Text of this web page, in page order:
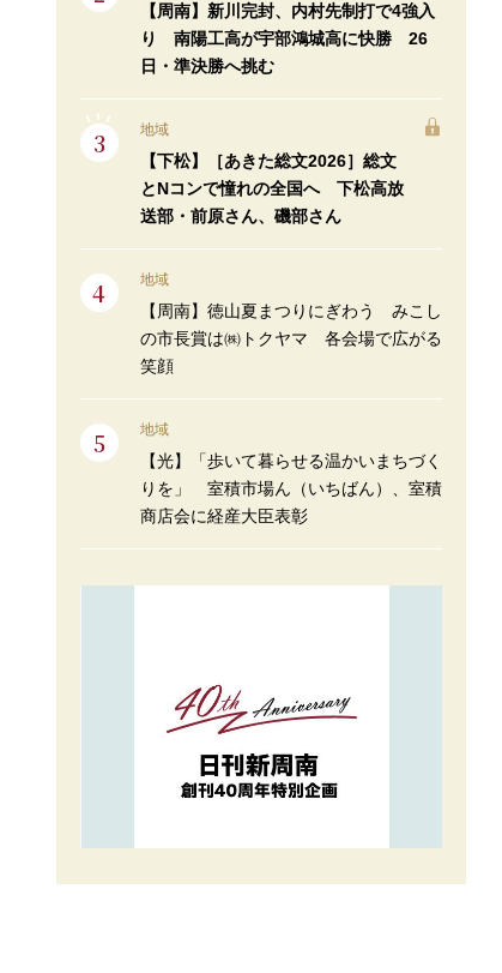
【周南】新川完封、内村先制打で4強入
り 南陽工高が宇部鴻城高に快勝 26
日・準決勝へ挑む
地域
【下松】［あきた総文2026］総文
とNコンで憧れの全国へ 下松高放
送部・前原さん、磯部さん
地域
【周南】徳山夏まつりにぎわう みこし
の市長賞は㈱トクヤマ 各会場で広がる
笑顔
地域
【光】「歩いて暮らせる温かいまちづく
りを」 室積市場ん（いちばん）、室積
商店会に経産大臣表彰